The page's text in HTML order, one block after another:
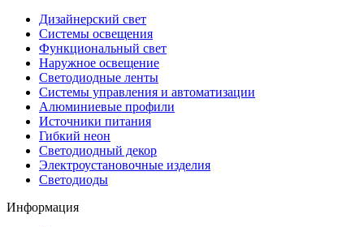
Дизайнерский свет
Системы освещения
Функциональный свет
Наружное освещение
Светодиодные ленты
Системы управления и автоматизации
Алюминиевые профили
Источники питания
Гибкий неон
Светодиодный декор
Электроустановочные изделия
Светодиоды
Информация